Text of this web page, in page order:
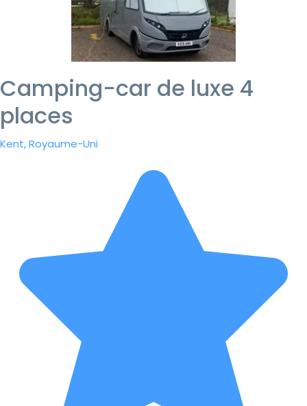
Camping-car de luxe 4
places
Kent, Royaume-Uni